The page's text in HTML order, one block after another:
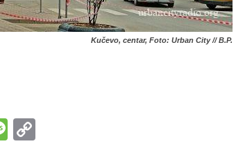
Kučevo, centar, Foto: Urban City // B.P.
Message